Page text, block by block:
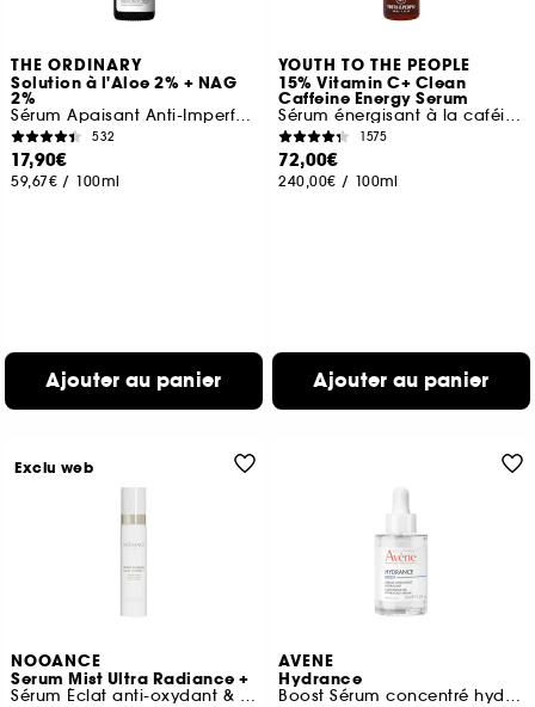
THE ORDINARY
Solution à l'Aloe 2% + NAG
2%
Sérum Apaisant Anti-Imperfections
532
17,90€
59,67€ / 100ml
Ajouter au panier
YOUTH TO THE PEOPLE
15% Vitamin C+ Clean
Caffeine Energy Serum
Sérum énergisant à la caféine
1575
72,00€
240,00€ / 100ml
Ajouter au panier
NOOANCE
Serum Mist Ultra Radiance +
Sérum Éclat anti-oxydant & Boosteur de LED
Exclu web
AVENE
Hydrance
Boost Sérum concentré hydratant